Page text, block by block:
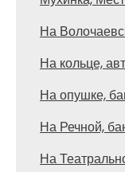
На
На кольце,
На опушке,
На Речной,
На